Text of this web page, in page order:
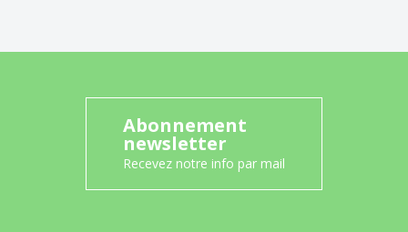
Abonnement
newsletter
Recevez notre info par mail